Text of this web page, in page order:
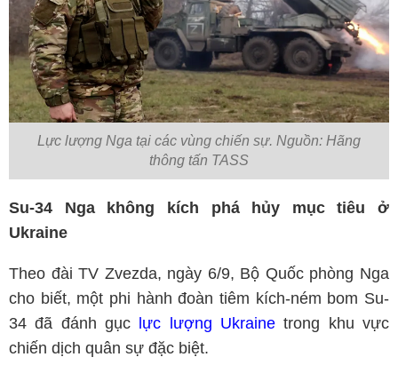
Lực lượng Nga tại các vùng chiến sự. Nguồn: Hãng
thông tấn TASS
Su-34 Nga không kích phá hủy mục tiêu ở
Ukraine
Theo đài TV Zvezda, ngày 6/9, Bộ Quốc phòng Nga
cho biết, một phi hành đoàn tiêm kích-ném bom Su-
34 đã đánh gục
lực lượng Ukraine trong khu vực
chiến dịch quân sự đặc biệt.